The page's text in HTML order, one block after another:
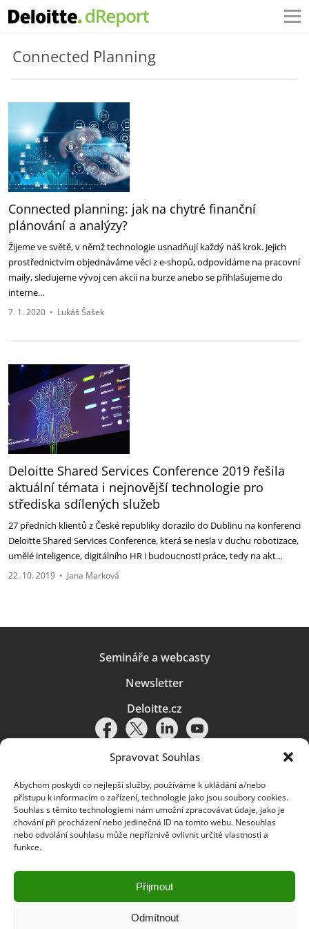
Spravovat Souhlas
Abychom poskytli co nejlepší služby, používáme k ukládání a/nebo
přístupu k informacím o zařízení, technologie jako jsou soubory cookies.
Souhlas s těmito technologiemi nám umožní zpracovávat údaje, jako je
chování při procházení nebo jedinečná ID na tomto webu. Nesouhlas
nebo odvolání souhlasu může nepříznivě ovlivnit určité vlastnosti a
funkce.
Přijmout
Odmítnout
Connected Planning
Connected planning: jak na chytré finanční
plánování a analýzy?
Žijeme ve světě, v němž technologie usnadňují každý náš krok. Jejich
prostřednictvím objednáváme věci z e-shopů, odpovídáme na pracovní
maily, sledujeme vývoj cen akcií na burze anebo se přihlašujeme do
interne…
7. 1. 2020 • Lukáš Šašek
Deloitte Shared Services Conference 2019 řešila
aktuální témata i nejnovější technologie pro
střediska sdílených služeb
27 předních klientů z České republiky dorazilo do Dublinu na konferenci
Deloitte Shared Services Conference, která se nesla v duchu robotizace,
umělé inteligence, digitálního HR i budoucnosti práce, tedy na akt…
22. 10. 2019 • Jana Marková
Semináře a webcasty
Newsletter
Deloitte.cz
Pravidla používání|Ochrana osobních údajů|Soubory cookies |
Deloitte.cz
© 2026. Více informací najdete vPravidlech používání.
Deloitte označuje jednu či více společností globální sítě členských
a přidružené subjekty (souhrnně „organizace Deloitte“). Společnost DTTL
(rovněž označovaná jako „Deloitte Global“) a každá z jejích členských
společností a jejich přidružených subjektů je samostatným a nezávislým
právním subjektem, který není oprávněn zavazovat nebo přijímat závazky
za jinou z těchto členských společností a jejich přidružených subjektů ve